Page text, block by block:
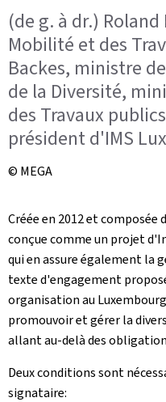
(de g. à dr.)
Mobilité et des
Backes, ministre
de la Diversité,
des Travaux
président d'IMS
© MEGA
Créée en 2012 et composée
conçue comme un projet d'
qui en assure également la
texte d'engagement
organisation au
promouvoir et gérer la
allant au-delà des
Deux conditions sont
signataire: